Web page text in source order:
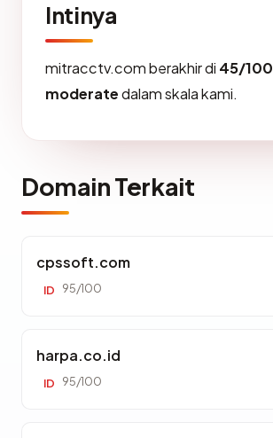
Intinya
mitracctv.com berakhir di 45/100
moderatedalam skala kami.
Domain Terkait
cpssoft.com
ID 95/100
harpa.co.id
ID 95/100